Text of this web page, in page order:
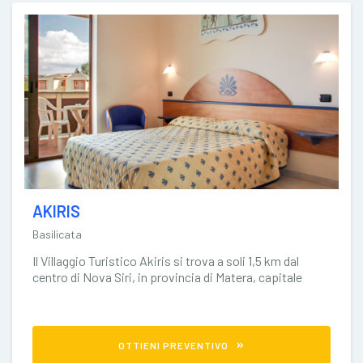
AKIRIS
Basilicata
Il Villaggio Turistico Akiris si trova a soli 1,5 km dal
centro di Nova Siri, in provincia di Matera, capitale
OTTIENI PREVENTIVO